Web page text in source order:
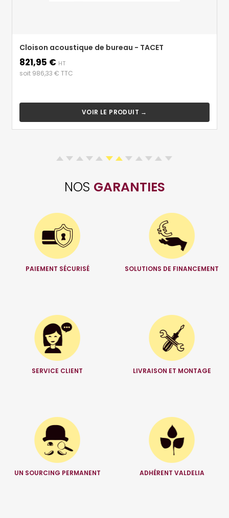
Cloison acoustique de bureau - TACET
Prix
821,95 € HT
soit 986,33 € TTC
VOIR LE PRODUIT →
NOS GARANTIES
PAIEMENT SÉCURISÉ SOLUTIONS DE FINANCEMENT
SERVICE CLIENT LIVRAISON ET MONTAGE
UN SOURCING PERMANENT ADHÉRENT VALDELIA